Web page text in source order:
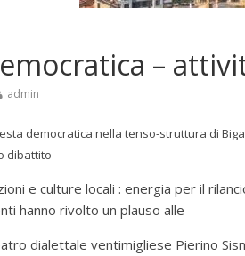
–
admin
democratica nella tenso-struttura di
dibattito
e culture locali : energia per il
hanno rivolto un plauso alle
dialettale ventimigliese Pierino